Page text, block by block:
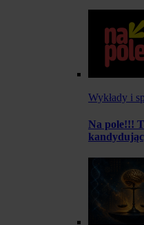
Wykłady i
Na pole!!!